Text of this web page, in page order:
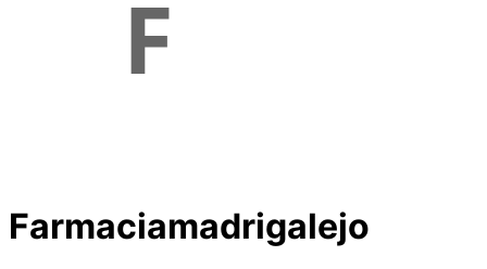
Farmaciamadrigalejo